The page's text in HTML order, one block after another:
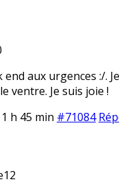
end aux urgences :/.
ventre. Je suis joie !
h 45 min #71084